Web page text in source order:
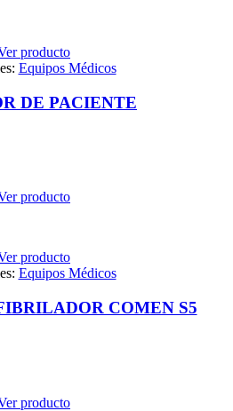
producto
Equipos Médicos
DE PACIENTE
producto
producto
Equipos Médicos
COMEN S5
producto